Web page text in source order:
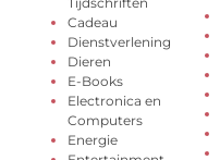
Cadeau
Dienstverlening
Dieren
E-Books
Electronica en
Computers
Energie